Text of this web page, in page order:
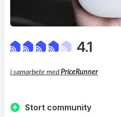
4.1
i samarbete med PriceRunner
Stort community